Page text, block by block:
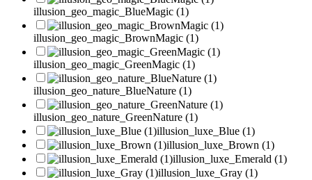
illusion_geo_magic_BlueMagic (1)
illusion_geo_magic_BrownMagic (1)
illusion_geo_magic_GreenMagic (1)
illusion_geo_nature_BlueNature (1)
illusion_geo_nature_GreenNature (1)
illusion_luxe_Blue (1)
illusion_luxe_Brown (1)
illusion_luxe_Emerald (1)
illusion_luxe_Gray (1)